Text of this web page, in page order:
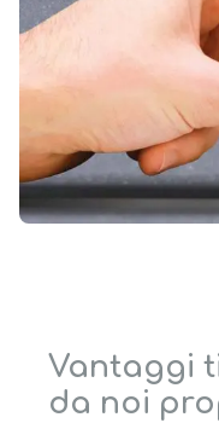
Vantaggi
da noi